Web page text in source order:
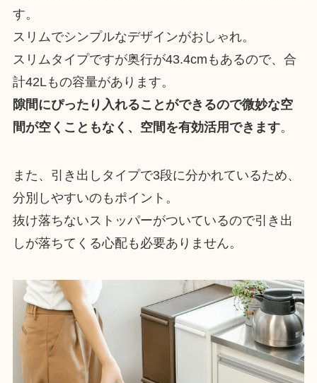
す。
スリムでシンプルなデザインがおしゃれ。
スリムタイプですが奥行が43.4cmもあるので、合
計42Lもの容量があります。
隙間にぴったり入れることができるので微妙な空
間が空くこともなく、空間を有効活用できます。
また、引き出しタイプで3段に分かれているため、
分別しやすいのもポイント。
抜け落ちないストッパーがついているので引き出
しが落ちてくる心配も必要ありません。